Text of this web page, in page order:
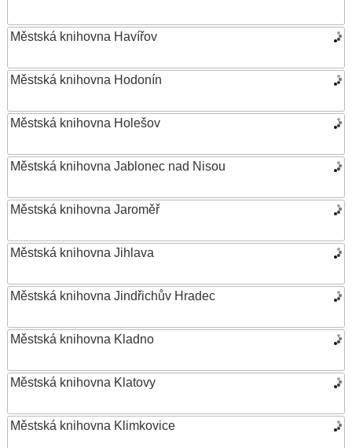
Městská knihovna Havířov
Městská knihovna Hodonín
Městská knihovna Holešov
Městská knihovna Jablonec nad Nisou
Městská knihovna Jaroměř
Městská knihovna Jihlava
Městská knihovna Jindřichův Hradec
Městská knihovna Kladno
Městská knihovna Klatovy
Městská knihovna Klimkovice